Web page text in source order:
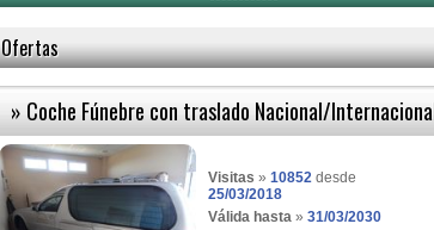
Ofertas
» Coche Fúnebre con traslado Nacional/
Visitas » 10852 desde
25/03/2018
Válida hasta » 31/03/2030